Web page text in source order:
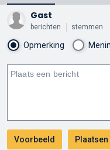
Gast
berichten stemmen
Opmerking